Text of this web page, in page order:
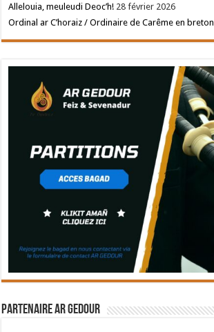
Allelouia, meuleudi Deoc’h! 28 février 2026
Ordinal ar C’horaiz / Ordinaire de Carême en breton
Partenaire Ar Gedour